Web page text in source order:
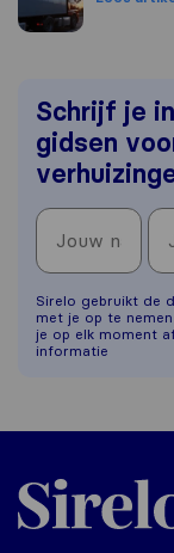
Schrijf je
gidsen
Sirelo gebruikt de
met je op te
je op elk moment
informatie
Sirelo.nl